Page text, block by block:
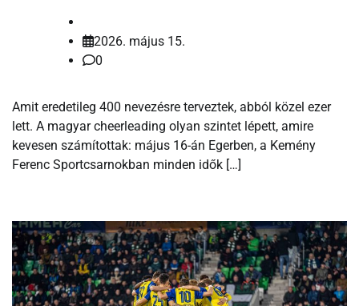
2026. május 15.
0
Amit eredetileg 400 nevezésre terveztek, abból közel ezer
lett. A magyar cheerleading olyan szintet lépett, amire
kevesen számítottak: május 16-án Egerben, a Kemény
Ferenc Sportcsarnokban minden idők […]